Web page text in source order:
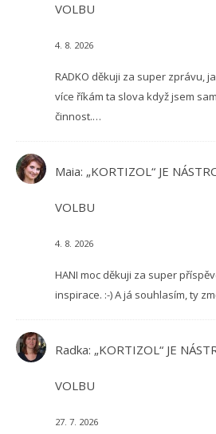
VOLBU
4. 8. 2026
RADKO děkuji za super zprávu,
více říkám ta slova když jsem
činnost.…
Maia: „KORTIZOL“ JE
VOLBU
4. 8. 2026
HANI moc děkuji za super
inspirace. :-) A já souhlasím, ty
Radka: „KORTIZOL“ JE
VOLBU
27. 7. 2026